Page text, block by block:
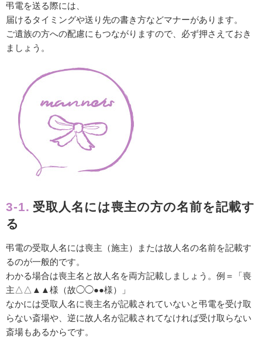
弔電を送る際には、
届けるタイミングや送り先の書き方などマナーがあります。
ご遺族の方への配慮にもつながりますので、必ず押さえておき
ましょう。
3-1. 受取人名には喪主の方の名前を記載す
る
弔電の受取人名には喪主（施主）または故人名の名前を記載す
るのが一般的です。
わかる場合は喪主名と故人名を両方記載しましょう。例＝「喪
主△△▲▲様（故◯◯●●様）」
なかには受取人名に喪主名が記載されていないと弔電を受け取
らない斎場や、逆に故人名が記載されてなければ受け取らない
斎場もあるからです。